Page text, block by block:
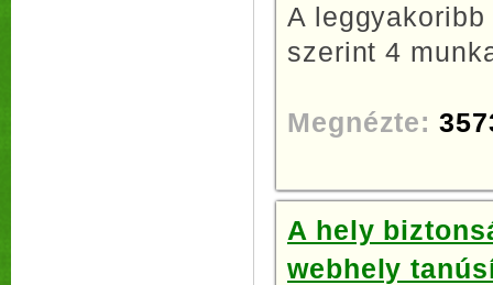
A
szerint 4
Megnézte:
A hely
webhely